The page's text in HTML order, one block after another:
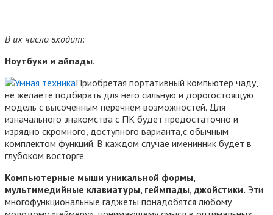
В их число входит:
Ноутбуки и айпады.
Приобретая портативный компьютер чаду,
не желаете подбирать для него сильную и дорогостоящую
модель с высоченным перечнем возможностей. Для
изначального знакомства с ПК будет предостаточно и
изрядно скромного, доступного варианта,с обычным
комплектом функций. В каждом случае именинник будет в
глубоком восторге.
Компьютерные мыши уникальной формы,
мультимедийные клавиатуры, геймпады, джойстики. Эти
многофункциональные гаджеты понадобятся любому